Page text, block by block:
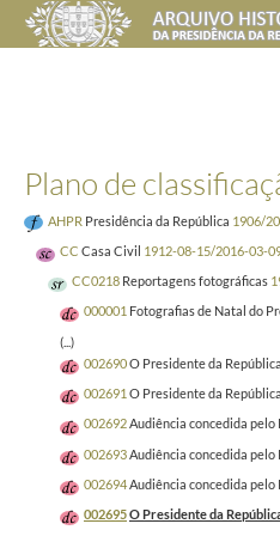
Plano de
AHPR Presidência da República 1906/
CC Casa Civil 1912-08-15/2016-03-
CC0218 Reportagens fotográficas
000001 Fotografias de Natal do
(...)
002690O Presidente da
002691 O Presidente da
002692Audiência concedida pelo
002693Audiência concedida pelo
002694Audiência concedida pelo
002695O Presidente da